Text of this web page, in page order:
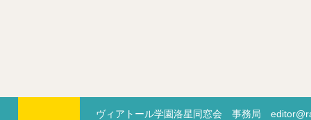
ヴィアトール学園洛星同窓会 事務局